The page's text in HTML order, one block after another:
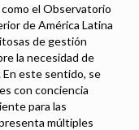
el Observatorio
de América Latina
de gestión
la necesidad de
En este sentido, se
con conciencia
para las
múltiples